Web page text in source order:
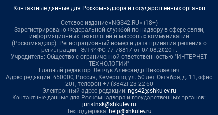
Контактные данные для Роскомнадзора и государственных органов
Сетевое издание «NGS42.RU» (18+)
Зарегистрировано Федеральной службой по надзору в сфере связи,
информационных технологий и массовых коммуникаций
(Роскомнадзор). Регистрационный номер и дата принятия решения о
регистрации - ЭЛ № ФС 77-78817 от 07.08.2020 г.
Учредитель: Общество с ограниченной ответственностью "ИНТЕРНЕТ
ТЕХНОЛОГИИ"
Главный редактор: Левчук Александр Николаевич
Адрес редакции: 650000, Россия, Кемерово, ул. 50 лет Октября, д. 11, офис
201, телефон +7 (3842) 23-22-60
Электронный адрес редакции: ngs42@shkulev.ru
Контактные данные для Роскомнадзора и государственных органов:
juristnsk@shkulev.ru
Техподдержка: help@shkulev.ru